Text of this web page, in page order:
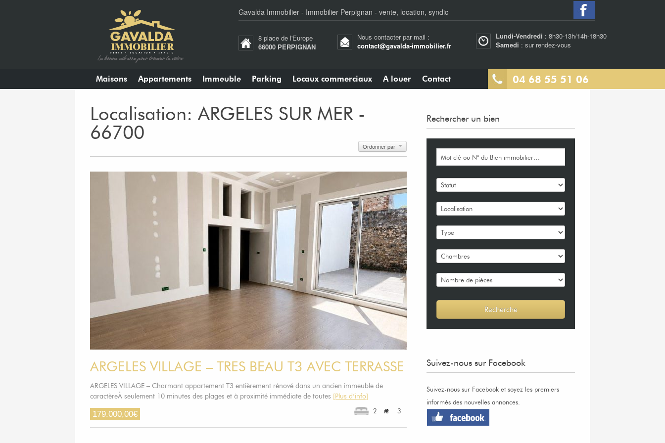
Gavalda Immobilier - Immobilier Perpignan - vente, location, syndic
8 place de l'Europe
66000 PERPIGNAN
Nous contacter par mail :
contact@gavalda-immobilier.fr
Lundi-Vendredi : 8h30-13h/14h-18h30
Samedi : sur rendez-vous
04 68 55 51 06
Maisons Appartements Immeuble Parking Locaux commerciaux A louer Contact
Localisation: ARGELES SUR MER -
66700
Ordonner par
ARGELES VILLAGE – TRES BEAU T3 AVEC TERRASSE
ARGELES VILLAGE – Charmant appartement T3 entièrement rénové dans un ancien immeuble de
caractèreÀ seulement 10 minutes des plages et à proximité immédiate de toutes [Plus d’info]
2 3
179.000,00€
Rechercher un bien
Suivez-nous sur Facebook
Suivez-nous sur Facebook et soyez les premiers
informés des nouvelles annonces.